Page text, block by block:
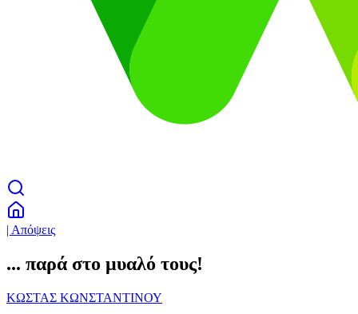
| Απόψεις
... παρά στο μυαλό τους!
ΚΩΣΤΑΣ ΚΩΝΣΤΑΝΤΙΝΟΥ